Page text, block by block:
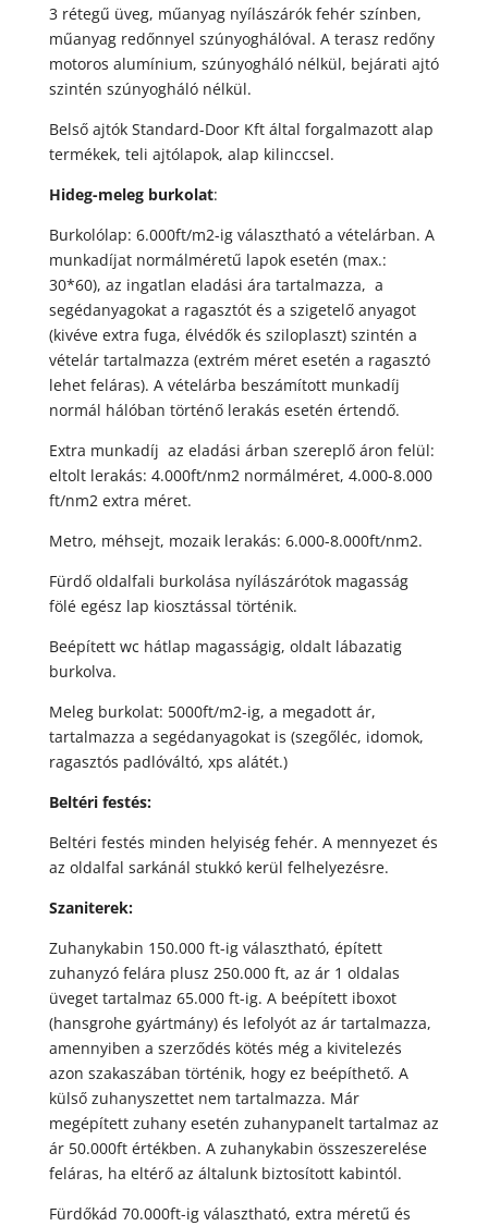
3 rétegű üveg, műanyag nyílászárók fehér színben,
műanyag redőnnyel szúnyoghálóval. A terasz redőny
motoros alumínium, szúnyogháló nélkül, bejárati ajtó
szintén szúnyogháló nélkül.
Belső ajtók Standard-Door Kft által forgalmazott alap
termékek, teli ajtólapok, alap kilinccsel.
Hideg-meleg burkolat:
Burkolólap: 6.000ft/m2-ig választható a vételárban. A
munkadíjat normálméretű lapok esetén (max.:
30*60), az ingatlan eladási ára tartalmazza, a
segédanyagokat a ragasztót és a szigetelő anyagot
(kivéve extra fuga, élvédők és sziloplaszt) szintén a
vételár tartalmazza (extrém méret esetén a ragasztó
lehet feláras). A vételárba beszámított munkadíj
normál hálóban történő lerakás esetén értendő.
Extra munkadíj az eladási árban szereplő áron felül:
eltolt lerakás: 4.000ft/nm2 normálméret, 4.000-8.000
ft/nm2 extra méret.
Metro, méhsejt, mozaik lerakás: 6.000-8.000ft/nm2.
Fürdő oldalfali burkolása nyílászárótok magasság
fölé egész lap kiosztással történik.
Beépített wc hátlap magasságig, oldalt lábazatig
burkolva.
Meleg burkolat: 5000ft/m2-ig, a megadott ár,
tartalmazza a segédanyagokat is (szegőléc, idomok,
ragasztós padlóváltó, xps alátét.)
Beltéri festés:
Beltéri festés minden helyiség fehér. A mennyezet és
az oldalfal sarkánál stukkó kerül felhelyezésre.
Szaniterek:
Zuhanykabin 150.000 ft-ig választható, épített
zuhanyzó felára plusz 250.000 ft, az ár 1 oldalas
üveget tartalmaz 65.000 ft-ig. A beépített iboxot
(hansgrohe gyártmány) és lefolyót az ár tartalmazza,
amennyiben a szerződés kötés még a kivitelezés
azon szakaszában történik, hogy ez beépíthető. A
külső zuhanyszettet nem tartalmazza. Már
megépített zuhany esetén zuhanypanelt tartalmaz az
ár 50.000ft értékben. A zuhanykabin összeszerelése
feláras, ha eltérő az általunk biztosított kabintól.
Fürdőkád 70.000ft-ig választható, extra méretű és